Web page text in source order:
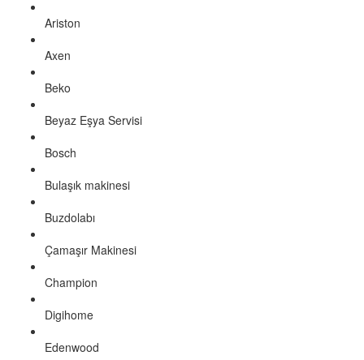
Ariston
Axen
Beko
Beyaz Eşya Servisi
Bosch
Bulaşık makinesi
Buzdolabı
Çamaşır Makinesi
Champion
Digihome
Edenwood